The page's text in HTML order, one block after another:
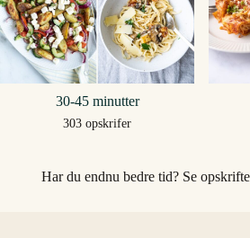
30-45 minutter
303 opskrifer
Har du endnu bedre tid? Se